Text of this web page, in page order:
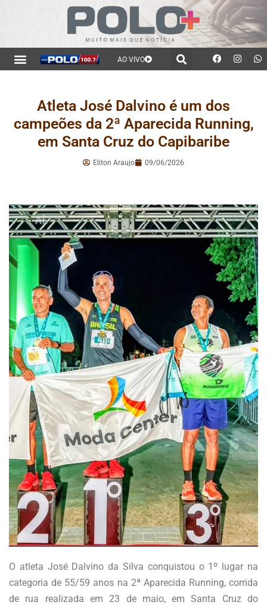
AO VIVO
Atleta José Dalvino é um dos
campeões da 2ª Aparecida Running,
em Santa Cruz do Capibaribe
Eliton Araujo 09/06/2026
O atleta José Dalvino da Silva conquistou o 1º lugar na
categoria de 55/59 anos na 2ª Aparecida Running, corrida
de rua realizada em 23 de maio, em Santa Cruz do